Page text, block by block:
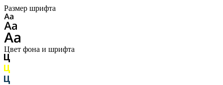
Размер шрифта
Цвет фона и шрифта